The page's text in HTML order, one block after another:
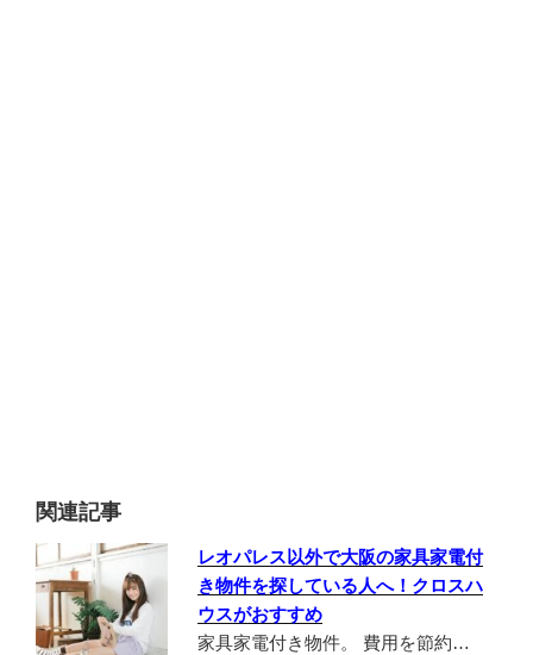
関連記事
レオパレス以外で大阪の家具家電付
き物件を探している人へ！クロスハ
ウスがおすすめ
家具家電付き物件。 費用を節約…